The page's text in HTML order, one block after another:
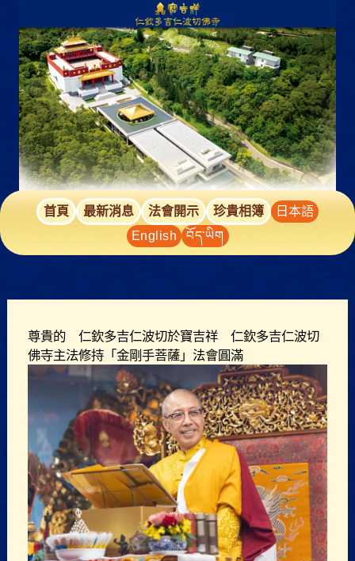
首頁 最新消息 法會開示 珍貴相簿
日本語
English
བོད་ཡིག
尊貴的 仁欽多吉仁波切於寶吉祥 仁欽多吉仁波切
佛寺主法修持「金剛手菩薩」法會圓滿